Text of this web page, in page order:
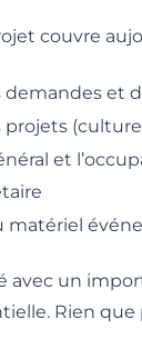
couvre
demandes et
projets
et
matériel
avec un
Rien que